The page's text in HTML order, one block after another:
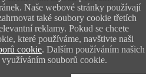
Naše webové stránky používají
také soubory cookie třetích
reklamy. Pokud se chcete
které používáme, navštivte naši
cookie. Dalším používáním našich
souborů cookie.